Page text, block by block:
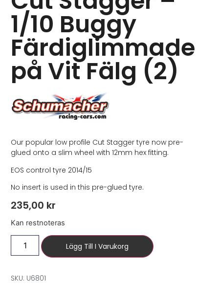
1/10 Buggy
Färdiglimmade
på Vit Fälg (2)
Our popular low profile Cut Stagger tyre now pre-
glued onto a slim wheel with 12mm hex fitting.
EOS control tyre 2014/15
No insert is used in this pre-glued tyre.
235,00 kr
Kan restnoteras
Lägg Till I Varukorg
SKU: U6801